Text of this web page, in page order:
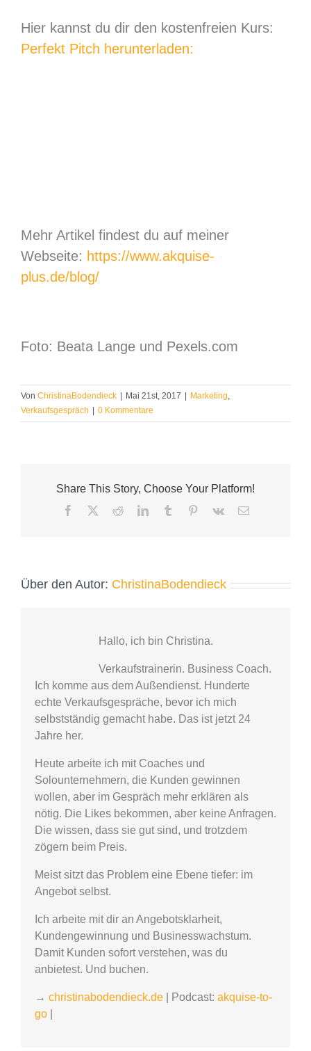
Hier kannst du dir den kostenfreien Kurs:
Perfekt Pitch herunterladen:
Mehr Artikel findest du auf meiner
Webseite: https://www.akquise-
plus.de/blog/
Foto: Beata Lange und Pexels.com
Von ChristinaBodendieck Mai 21st, 2017 Marketing,
Verkaufsgespräch
0 Kommentare
Share This Story, Choose Your Platform!
Facebook RedditLinkedInTumblr Pinterest
Vk
E-
Über den Autor: ChristinaBodendieck
Hallo, ich bin Christina.
Verkaufstrainerin. Business Coach.
Ich komme aus dem Außendienst. Hunderte
echte Verkaufsgespräche, bevor ich mich
selbstständig gemacht habe. Das ist jetzt 24
Jahre her.
Heute arbeite ich mit Coaches und
Solounternehmern, die Kunden gewinnen
wollen, aber im Gespräch mehr erklären als
nötig. Die Likes bekommen, aber keine Anfragen.
Die wissen, dass sie gut sind, und trotzdem
zögern beim Preis.
Meist sitzt das Problem eine Ebene tiefer: im
Angebot selbst.
Ich arbeite mit dir an Angebotsklarheit,
Kundengewinnung und Businesswachstum.
Damit Kunden sofort verstehen, was du
anbietest. Und buchen.
→ christinabodendieck.de | Podcast: akquise-to-
go